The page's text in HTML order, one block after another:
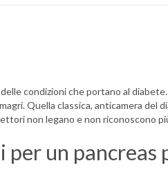
condizioni che portano al
Quella classica, anticamera del
non legano e non riconoscono
per un pancreas